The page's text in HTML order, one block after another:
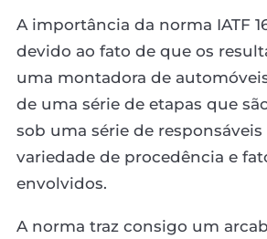
A importância da norma IATF
devido ao fato de que os
uma montadora de
de uma série de etapas que
sob uma série de
variedade de procedência e
envolvidos.
A norma traz consigo um